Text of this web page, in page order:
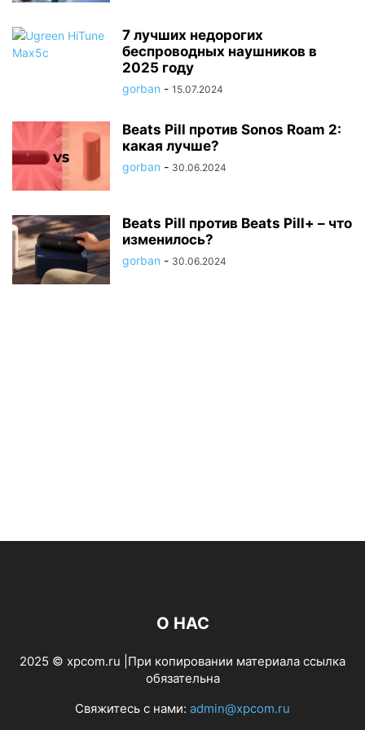
7 лучших недорогих
беспроводных наушников в
2025 году
gorban - 15.07.2024
Beats Pill против Sonos Roam 2:
какая лучше?
gorban - 30.06.2024
Beats Pill против Beats Pill+ – что
изменилось?
gorban - 30.06.2024
О НАС
2025 © xpcom.ru |При копировании материала ссылка
обязательна
Свяжитесь с нами: admin@xpcom.ru